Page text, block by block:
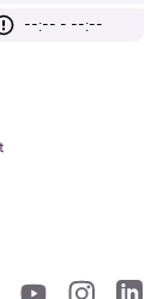
--:-- - --:--